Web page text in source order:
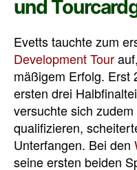
und
Evetts tauchte zum
Development Tour
mäßigem Erfolg. Erst
ersten drei
versuchte sich
qualifizieren,
Unterfangen. Bei den
seine ersten beiden